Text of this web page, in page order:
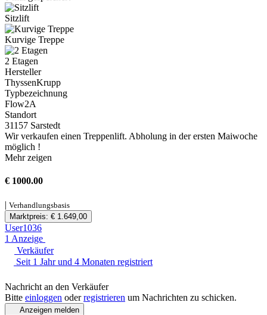
Sitzlift
Kurvige Treppe
2 Etagen
Hersteller
ThyssenKrupp
Typbezeichnung
Flow2A
Standort
31157 Sarstedt
Wir verkaufen einen Treppenlift. Abholung in der ersten Maiwoche
möglich !
Mehr zeigen
€ 1000.00
| Verhandlungsbasis
Marktpreis: € 1.649,00
User1036
1 Anzeige
Verkäufer
Seit 1 Jahr und 4 Monaten registriert
Nachricht an den Verkäufer
Bitte einloggen oderregistrieren um Nachrichten zu schicken.
Anzeigen melden